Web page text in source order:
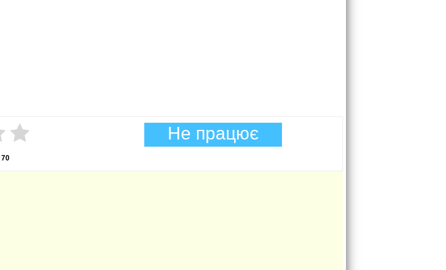
70
Не працює